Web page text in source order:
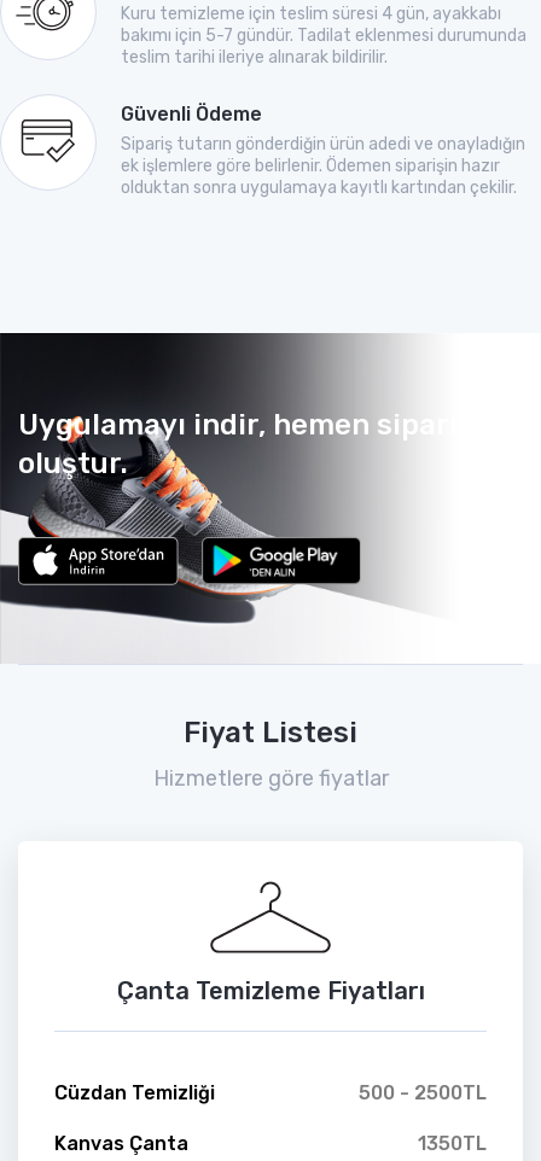
Kuru temizleme için teslim süresi 4 gün, ayakkabı
bakımı için 5-7 gündür. Tadilat eklenmesi durumunda
teslim tarihi ileriye alınarak bildirilir.
Güvenli Ödeme
Sipariş tutarın gönderdiğin ürün adedi ve onayladığın
ek işlemlere göre belirlenir. Ödemen siparişin hazır
olduktan sonra uygulamaya kayıtlı kartından çekilir.
Uygulamayı indir, hemen sipariş
oluştur.
Fiyat Listesi
Hizmetlere göre fiyatlar
Çanta Temizleme Fiyatları
Cüzdan Temizliği 500 - 2500TL
Kanvas Çanta 1350TL